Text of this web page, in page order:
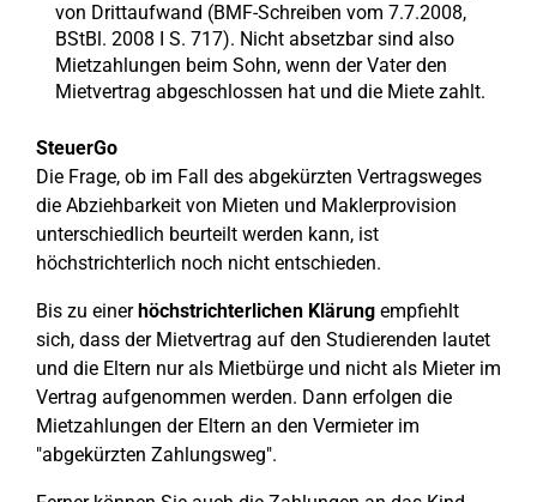
von Drittaufwand (BMF-Schreiben vom 7.7.2008,
BStBl. 2008 I S. 717). Nicht absetzbar sind also
Mietzahlungen beim Sohn, wenn der Vater den
Mietvertrag abgeschlossen hat und die Miete zahlt.
SteuerGo
Die Frage, ob im Fall des abgekürzten Vertragsweges
die Abziehbarkeit von Mieten und Maklerprovision
unterschiedlich beurteilt werden kann, ist
höchstrichterlich noch nicht entschieden.
Bis zu einerhöchstrichterlichen Klärung empfiehlt
sich, dass der Mietvertrag auf den Studierenden lautet
und die Eltern nur als Mietbürge und nicht als Mieter im
Vertrag aufgenommen werden. Dann erfolgen die
Mietzahlungen der Eltern an den Vermieter im
"abgekürzten Zahlungsweg".